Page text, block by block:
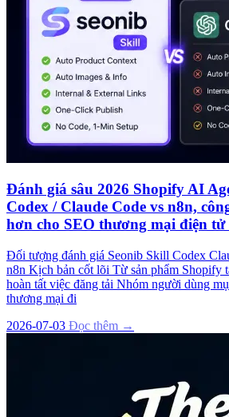
Đánh giá sâu 2026 Shopify AI
Codex / Claude Code vs n8n,
hơn cho SEO thương mại điện
Đối tượng đánh giá Seonib Skill Codex
n8n Kịch bản cốt lõi Từ sản phẩm Shopify
hoàn tất việc đăng tải Nhóm người dùng
thương mại đi
2026-07-03 Đọc thêm →